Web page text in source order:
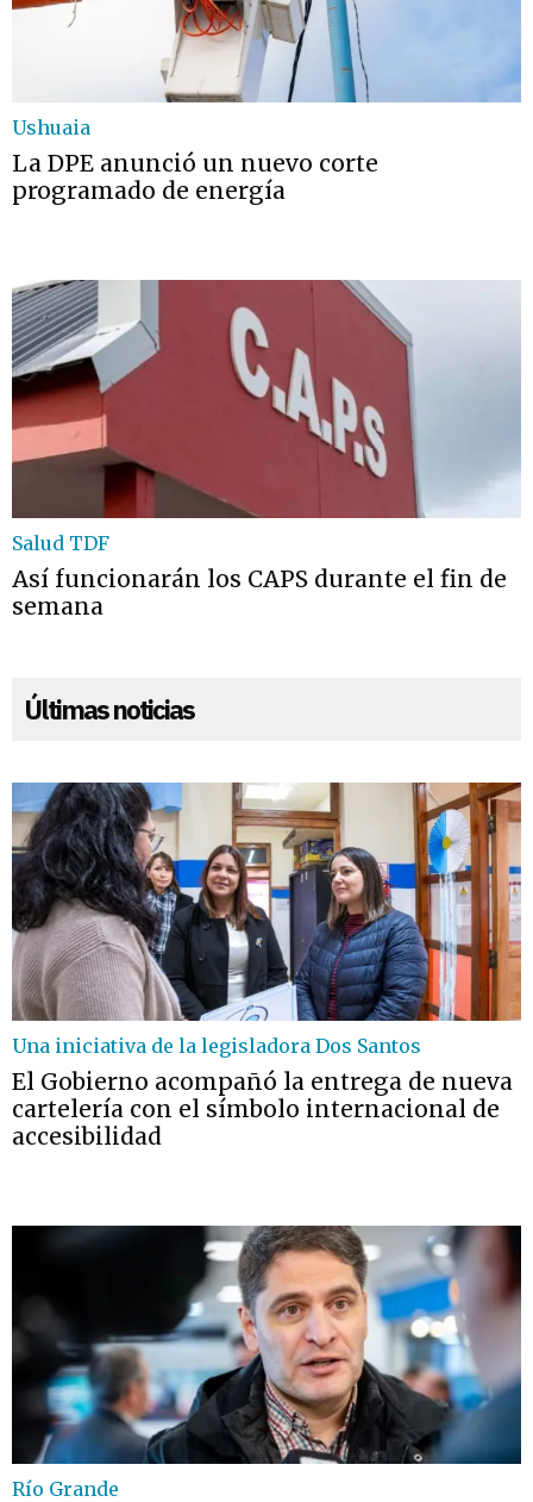
Ushuaia
La DPE anunció un nuevo corte
programado de energía
Salud TDF
Así funcionarán los CAPS durante el fin de
semana
Últimas noticias
Una iniciativa de la legisladora Dos Santos
El Gobierno acompañó la entrega de nueva
cartelería con el símbolo internacional de
accesibilidad
Río Grande